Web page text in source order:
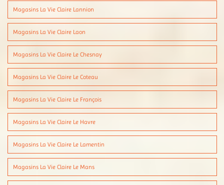
Magasins La Vie Claire Lannion
Magasins La Vie Claire Laon
Magasins La Vie Claire Le Chesnay
Magasins La Vie Claire Le Coteau
Magasins La Vie Claire Le François
Magasins La Vie Claire Le Havre
Magasins La Vie Claire Le Lamentin
Magasins La Vie Claire Le Mans